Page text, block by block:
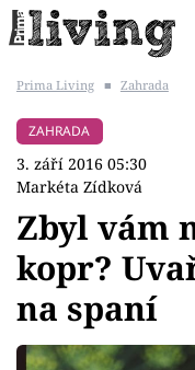
BYDLENÍ SLAVNÝCH
Témata
Bydlení
Prima Living ■ Zahrada
ZAHRADA
3. září 2016 05:30
Markéta Zídková
Zbyl vám
kopr?
na spaní